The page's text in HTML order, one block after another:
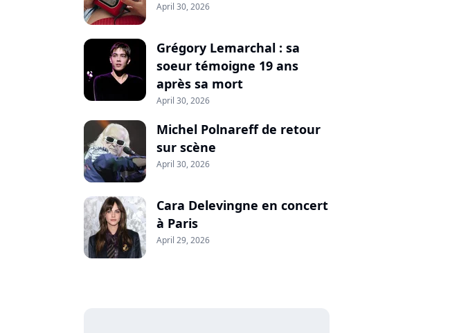
April 30, 2026
Grégory Lemarchal : sa
soeur témoigne 19 ans
après sa mort
April 30, 2026
Michel Polnareff de retour
sur scène
April 30, 2026
Cara Delevingne en concert
à Paris
April 29, 2026